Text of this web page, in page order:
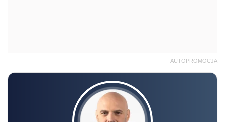
AUTOPROMOCJA